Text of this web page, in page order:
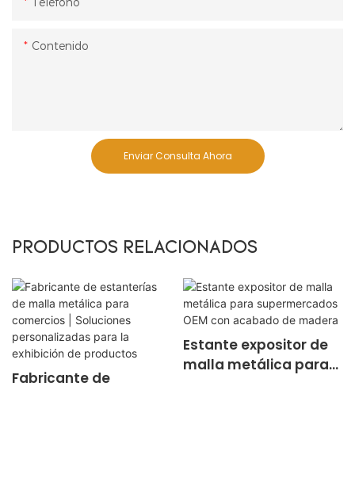
Contenido
Enviar Consulta Ahora
PRODUCTOS RELACIONADOS
Fabricante de
Estante expositor de
malla metálica para